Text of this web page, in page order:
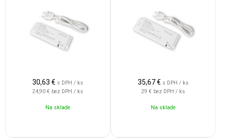
30,63 € s DPH / ks
24,90 € bez DPH / ks
Na sklade
35,67€ s DPH / ks
29 € bez DPH / ks
Na sklade